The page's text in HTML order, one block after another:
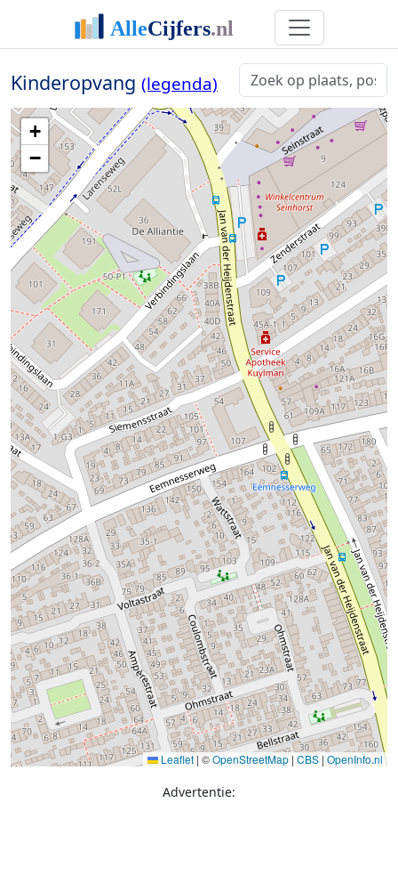
Kinderopvang (legenda)
+
−
Leaflet | ©OpenStreetMap | CBS | OpenInfo.nl
Advertentie: